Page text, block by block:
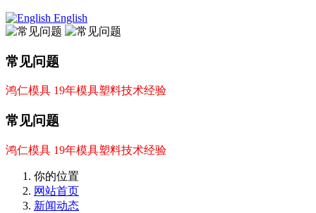
English
常见问题
鸿仁模具 19年模具塑料技术经验
常见问题
鸿仁模具 19年模具塑料技术经验
你的位置
网站首页
新闻动态